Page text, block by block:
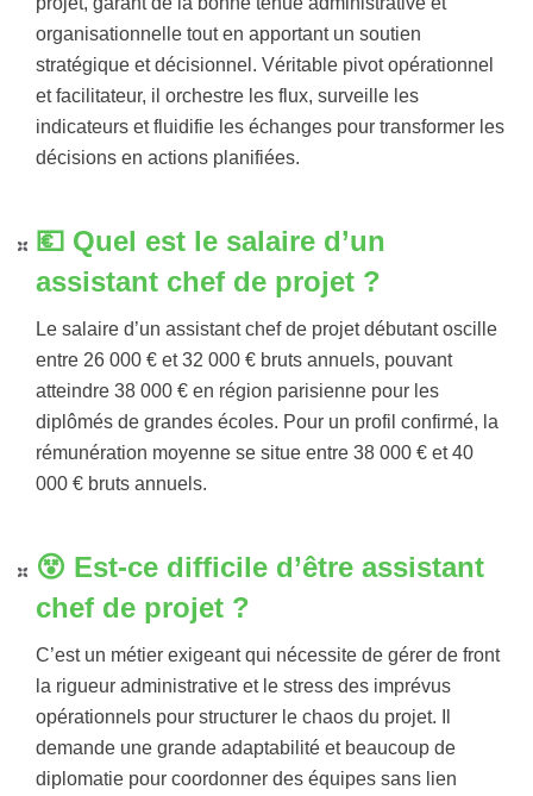
organisationnelle tout en apportant un soutien
stratégique et décisionnel. Véritable pivot opérationnel
et facilitateur, il orchestre les flux, surveille les
indicateurs et fluidifie les échanges pour transformer les
décisions en actions planifiées.
💶​ Quel est le salaire d’un
assistant chef de projet ?
Le salaire d’un assistant chef de projet débutant oscille
entre 26 000 € et 32 000 € bruts annuels, pouvant
atteindre 38 000 € en région parisienne pour les
diplômés de grandes écoles. Pour un profil confirmé, la
rémunération moyenne se situe entre 38 000 € et 40
000 € bruts annuels.
😵​ Est-ce difficile d’être assistant
chef de projet ?
C’est un métier exigeant qui nécessite de gérer de front
la rigueur administrative et le stress des imprévus
opérationnels pour structurer le chaos du projet. Il
demande une grande adaptabilité et beaucoup de
diplomatie pour coordonner des équipes sans lien